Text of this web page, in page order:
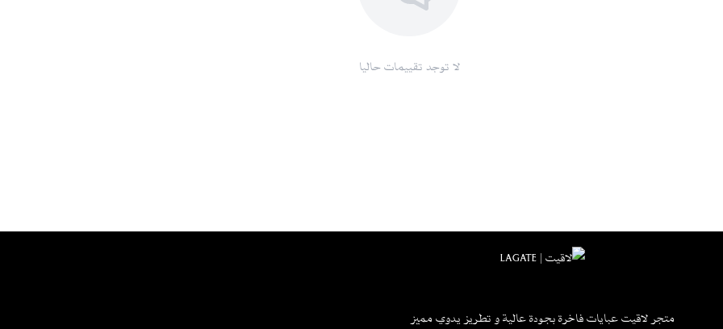
لا توجد تقييمات حاليا
متجر لاقيت عبايات فاخرة بجودة عالية و تطريز يدوي مميز